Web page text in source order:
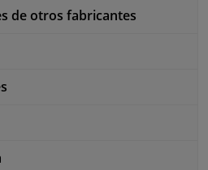
de otros fabricantes